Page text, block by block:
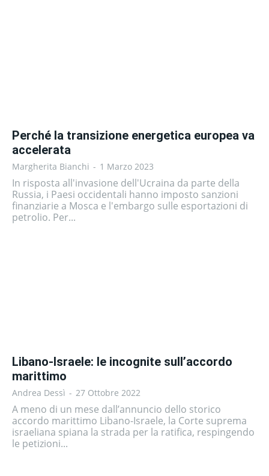
Perché la transizione energetica europea va
accelerata
Margherita Bianchi - 1 Marzo 2023
In risposta all'invasione dell'Ucraina da parte della
Russia, i Paesi occidentali hanno imposto sanzioni
finanziarie a Mosca e l'embargo sulle esportazioni di
petrolio. Per...
Libano-Israele: le incognite sull’accordo
marittimo
Andrea Dessì - 27 Ottobre 2022
A meno di un mese dall’annuncio dello storico
accordo marittimo Libano-Israele, la Corte suprema
israeliana spiana la strada per la ratifica, respingendo
le petizioni...